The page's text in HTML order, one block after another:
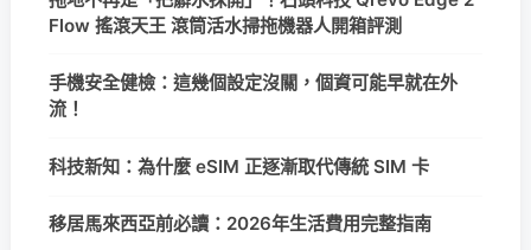
Flow 搖滾天王 滾筒活水掃拖機器人開箱評測
手機安全健檢：這幾個設定沒關，個資可能早就在外
流！
科技新知：為什麼 eSIM 正逐漸取代傳統 SIM 卡
移居馬來西亞前必讀：2026年生活費用完整指南